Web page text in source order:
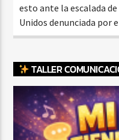
esto ante la escalada
Unidos denunciada
TALLER